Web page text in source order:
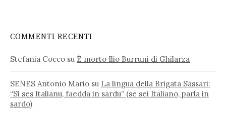
COMMENTI RECENTI
Stefania Cocco su È morto Ilio Burruni di Ghilarza
SENES Antonio Mario su La lingua della Brigata Sassari:
“Si ses Italianu, faedda in sardu” (se sei Italiano, parla in
sardo)